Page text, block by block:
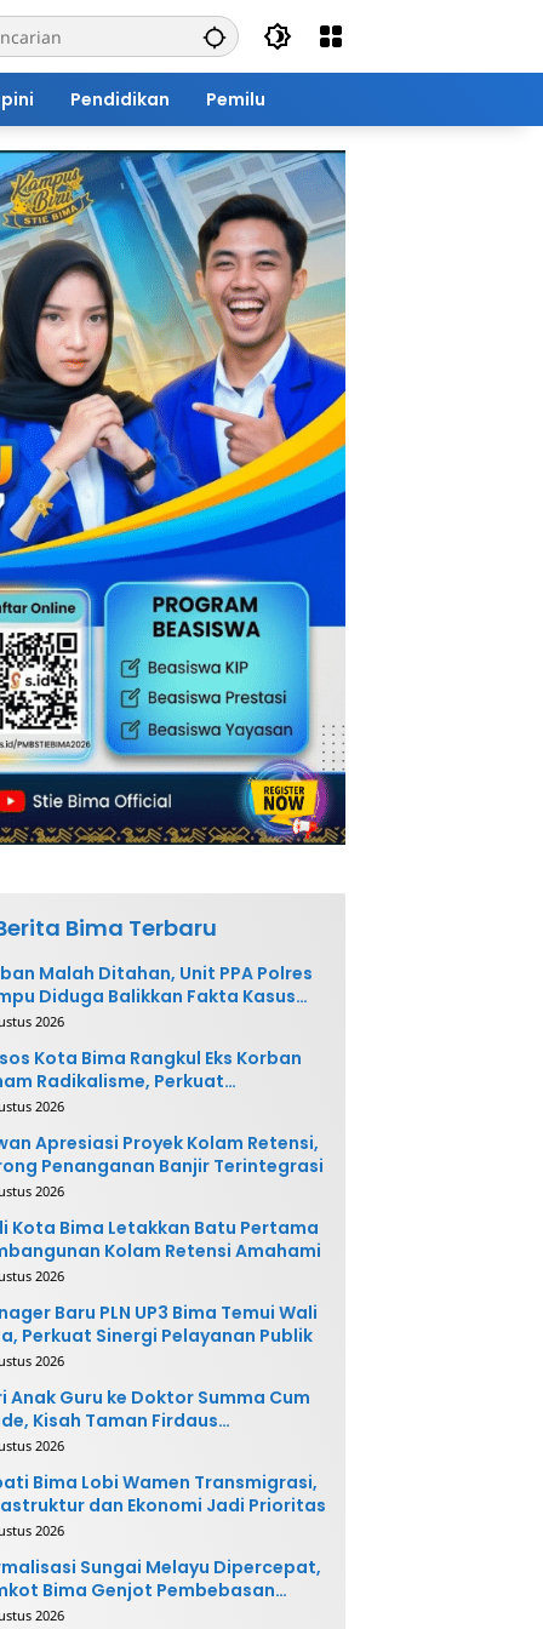
Pendidikan Pemilu
Bima Terbaru
Malah Ditahan, Unit PPA Polres
Diduga Balikkan Fakta Kasus
2026
Kota Bima Rangkul Eks Korban
Radikalisme, Perkuat
Sosial
2026
Apresiasi Proyek Kolam Retensi,
Penanganan Banjir Terintegrasi
2026
Kota Bima Letakkan Batu Pertama
Kolam Retensi Amahami
2026
Baru PLN UP3 Bima Temui Wali
Perkuat Sinergi Pelayanan Publik
2026
Anak Guru ke Doktor Summa Cum
Kisah Taman Firdaus
2026
Bima Lobi Wamen Transmigrasi,
dan Ekonomi Jadi Prioritas
2026
Sungai Melayu Dipercepat,
Bima Genjot Pembebasan
2026